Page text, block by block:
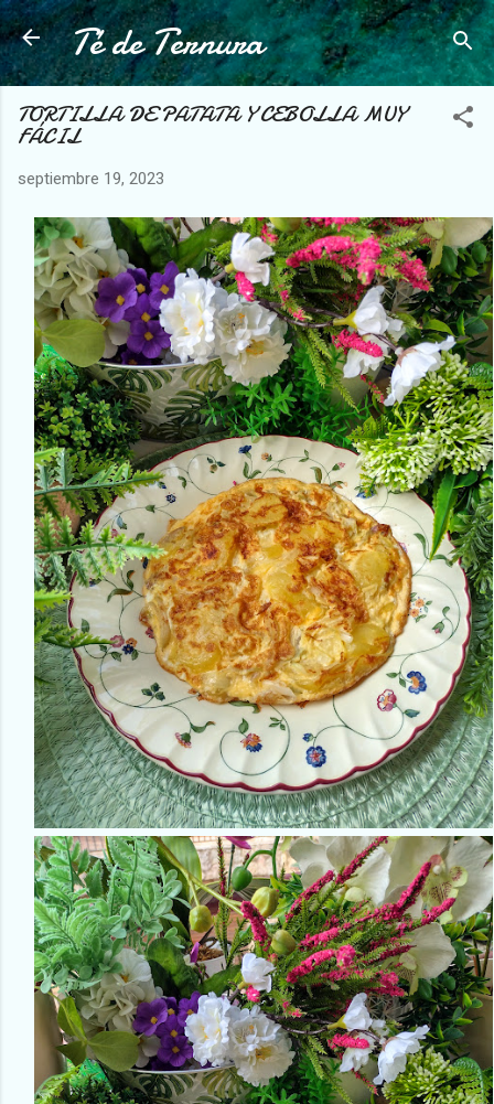
Ir al contenido principal
Té de Ternura
TORTILLA DE PATATA Y CEBOLLA MUY
FÁCIL
septiembre 19, 2023